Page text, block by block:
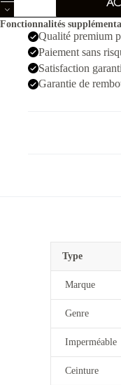
de
Omega
Seamaster
Argenté
Hommes
Fonctionnalités
Qualité premium
Paiement sans
Satisfaction
Garantie de
Type
Marque
Genre
Imperméable
Ceinture